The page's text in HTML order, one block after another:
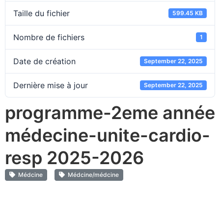
Taille du fichier 599.45 KB
Nombre de fichiers 1
Date de création September 22, 2025
Dernière mise à jour September 22, 2025
programme-2eme année
médecine-unite-cardio-
resp 2025-2026
Médcine Médcine/médcine